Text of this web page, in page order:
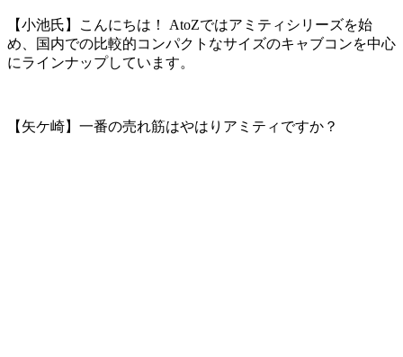
【小池氏】こんにちは！ AtoZではアミティシリーズを始
め、国内での比較的コンパクトなサイズのキャブコンを中心
にラインナップしています。
【矢ケ崎】一番の売れ筋はやはりアミティですか？